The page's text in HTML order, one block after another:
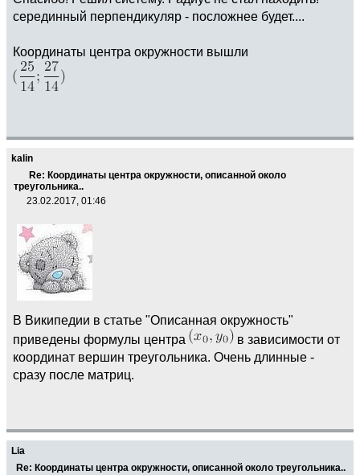
серединный перпендикуляр - посложнее будет....
Координаты центра окружности вышли
kalin
Re: Координаты центра окружности, описанной около
треугольника..
23.02.2017, 01:46
В Википедии в статье "Описанная окружность"
приведены формулы центра
в зависимости от
координат вершин треугольника. Очень длинные -
сразу после матриц.
Lia
Re: Координаты центра окружности, описанной около треугольника..